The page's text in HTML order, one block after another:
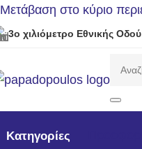
Μετάβαση στο κύριο
3ο χιλιόμετρο Εθνικής
Κατηγορίες